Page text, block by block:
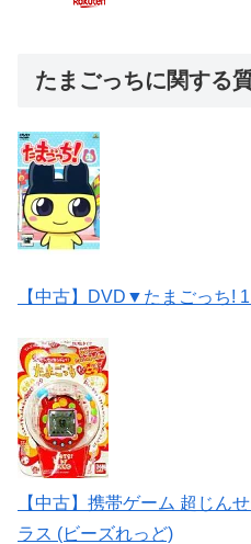
たまごっちに関する
【中古】DVD▼たまごっち!
【中古】携帯ゲーム 超じん
ラス (ビーズれっど)